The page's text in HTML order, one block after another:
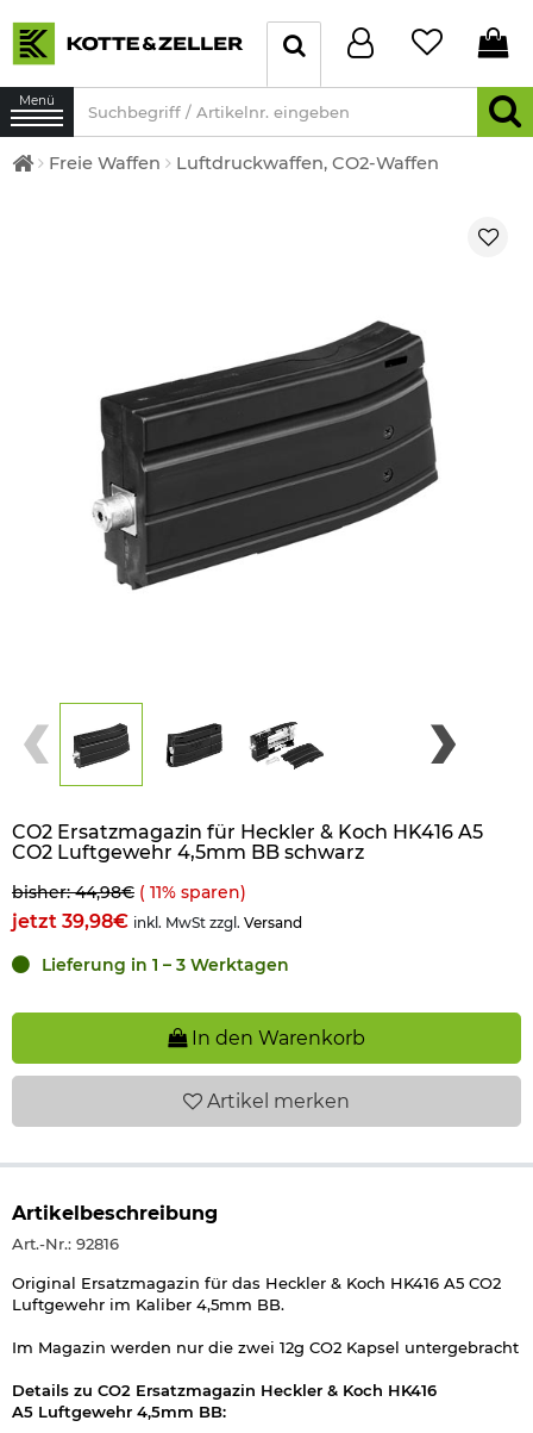
Menü
Freie Waffen Luftdruckwaffen, CO2-Waffen
CO2 Ersatzmagazin für Heckler & Koch HK416 A5
CO2 Luftgewehr 4,5mm BB schwarz
bisher: 44,98€ ( 11% sparen)
jetzt 39,98€ inkl. MwSt zzgl. Versand
Lieferung in 1 – 3 Werktagen
In den Warenkorb
Artikel merken
Artikelbeschreibung
Art.-Nr.: 92816
Original Ersatzmagazin für das Heckler & Koch HK416 A5 CO2
Luftgewehr im Kaliber 4,5mm BB.
Im Magazin werden nur die zwei 12g CO2 Kapsel untergebracht
Details zu CO2 Ersatzmagazin Heckler & Koch HK416
A5 Luftgewehr 4,5mm BB: